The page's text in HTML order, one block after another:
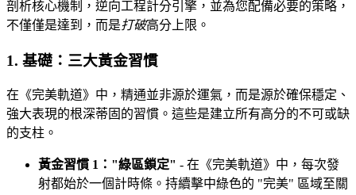
剖析核心機制，逆向工程計分引擎，並為您配備必要的策略，
不僅僅是達到，而是打破高分上限。
1. 基礎：三大黃金習慣
在《完美軌道》中，精通並非源於運氣，而是源於確保穩定、
強大表現的根深蒂固的習慣。這些是建立所有高分的不可或缺
的支柱。
黃金習慣 1："綠區鎖定" - 在《完美軌道》中，每次發
射都始於一個計時條。持續擊中綠色的 "完美" 區域至關